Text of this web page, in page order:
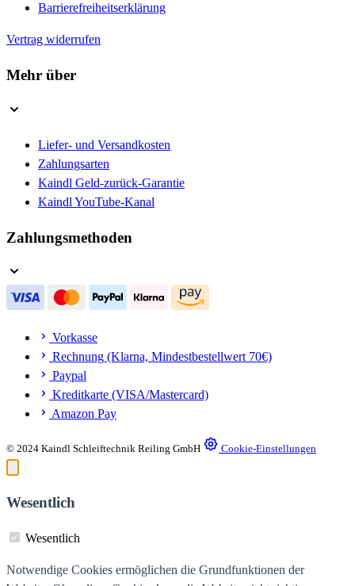
Barrierefreiheitserklärung
Vertrag widerrufen
Mehr über
Liefer- und Versandkosten
Zahlungsarten
Kaindl Geld-zurück-Garantie
Kaindl YouTube-Kanal
Zahlungsmethoden
Vorkasse
Rechnung (Klarna, Mindestbestellwert 70€)
Paypal
Kreditkarte (VISA/Mastercard)
Amazon Pay
© 2024 Kaindl Schleiftechnik Reiling GmbH Cookie-Einstellungen
Wesentlich
Wesentlich
Notwendige Cookies ermöglichen die Grundfunktionen der